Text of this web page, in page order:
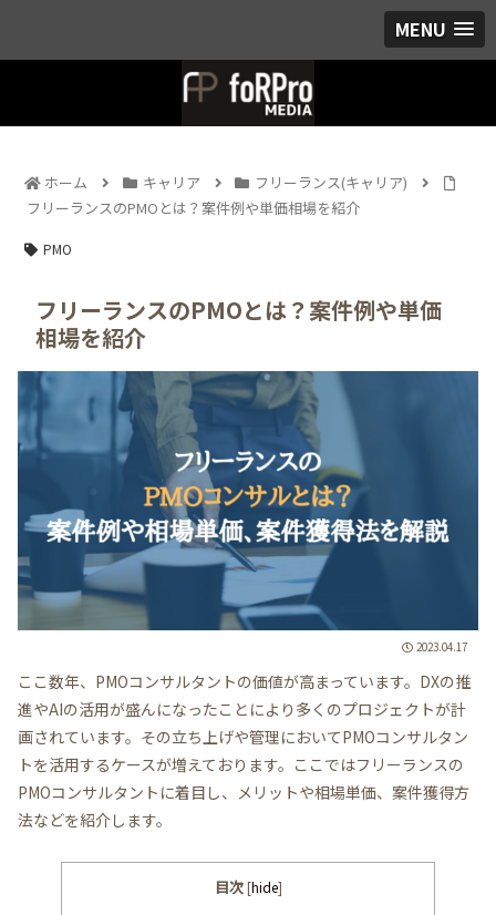
MENU
ホーム キャリア
フリーランス(キャリア)
フリーランスのPMOとは？案件例や単価相場を紹介
PMO
フリーランスのPMOとは？案件例や単価
相場を紹介
2023.04.17
ここ数年、PMOコンサルタントの価値が高まっています。DXの推
進やAIの活用が盛んになったことにより多くのプロジェクトが計
画されています。その立ち上げや管理においてPMOコンサルタン
トを活用するケースが増えております。ここではフリーランスの
PMOコンサルタントに着目し、メリットや相場単価、案件獲得方
法などを紹介します。
目次 [hide]